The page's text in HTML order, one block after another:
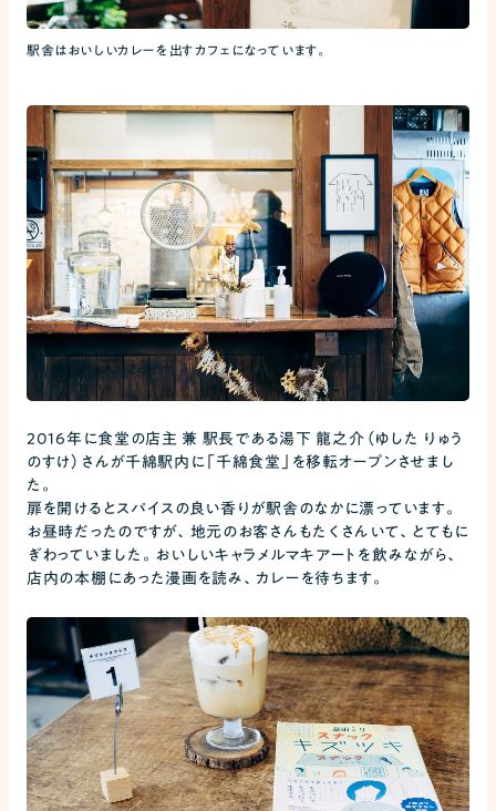
駅舎はおいしいカレーを出すカフェになっています。
2016年に食堂の店主 兼 駅長である湯下 龍之介（ゆした りゅう
のすけ）さんが千綿駅内に「千綿食堂」を移転オープンさせまし
た。
扉を開けるとスパイスの良い香りが駅舎のなかに漂っています。
お昼時だったのですが、地元のお客さんもたくさんいて、とてもに
ぎわっていました。おいしいキャラメルマキアートを飲みながら、
店内の本棚にあった漫画を読み、カレーを待ちます。